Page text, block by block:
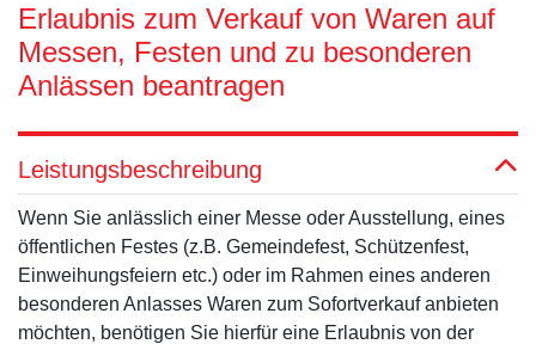
Erlaubnis zum Verkauf von Waren auf
Messen, Festen und zu besonderen
Anlässen beantragen
Leistungsbeschreibung
Wenn Sie anlässlich einer Messe oder Ausstellung, eines
öffentlichen Festes (z.B. Gemeindefest, Schützenfest,
Einweihungsfeiern etc.) oder im Rahmen eines anderen
besonderen Anlasses Waren zum Sofortverkauf anbieten
möchten, benötigen Sie hierfür eine Erlaubnis von der